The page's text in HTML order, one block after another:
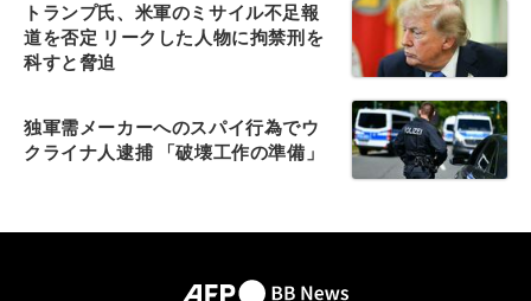
トランプ氏、米軍のミサイル不足報
道を否定 リークした人物に拘禁刑を
科すと脅迫
独軍需メーカーへのスパイ行為でウ
クライナ人逮捕 「破壊工作の準備」